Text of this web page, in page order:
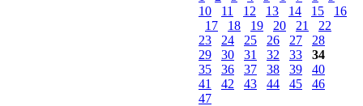
10
11 12 13 14 15
16
17
18 19 20 21
22
23
24 25 26 27
28
29
30 31 32 33
34
35
36 37 38 39
40
41
42 43 44 45
46
47